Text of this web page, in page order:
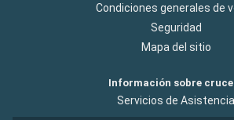
Condiciones generales de
Seguridad
Mapa del sitio
Información sobre
Servicios de Asistencia